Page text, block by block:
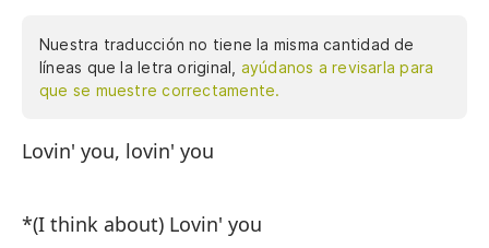
Nuestra traducción no tiene la misma cantidad de
líneas que la letra original, ayúdanos a revisarla para
que se muestre correctamente.
Lovin' you, lovin' you
*(I think about) Lovin' you